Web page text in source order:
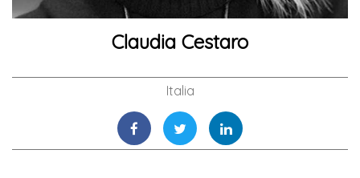
Claudia Cestaro
Italia